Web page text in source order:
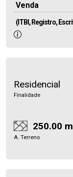
Venda
(ITBI, Registro,
Residencial
Finalidade
250.00
A. Terreno